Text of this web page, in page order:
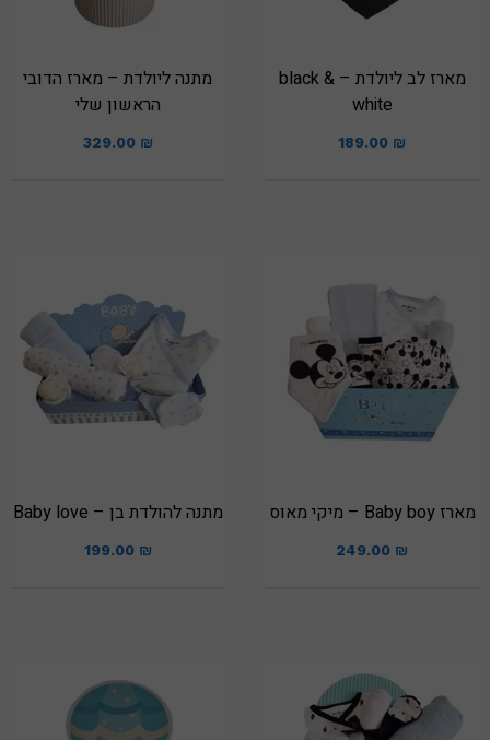
מארז לב ליולדת – black &
white
189.00 ₪
מתנה ליולדת – מארז הדובי
הראשון שלי
329.00 ₪
מארז Baby boy – מיקי מאוס
249.00 ₪
מתנה להולדת בן – Baby love
199.00 ₪